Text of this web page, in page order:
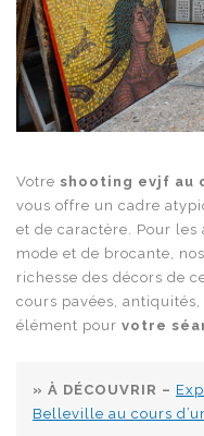
Votre shooting evjf au
vous offre un cadre
et de caractère. Pour les
mode et de brocante,
richesse des décors de
cours pavées,
élément pour votre
» À DÉCOUVRIR –
Belleville au cours